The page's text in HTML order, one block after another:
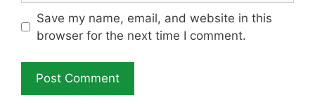
Save my name, email, and website in this
browser for the next time I comment.